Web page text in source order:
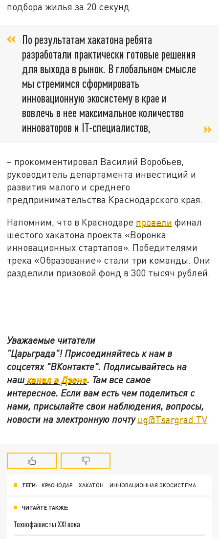
подбора жилья за 20 секунд.
По результатам хакатона ребята
разработали практически готовые решения
для выхода в рынок. В глобальном смысле
мы стремимся сформировать
инновационную экосистему в крае и
вовлечь в нее максимальное количество
инноваторов и IT-специалистов,
– прокомментировал Василий Воробьев,
руководитель департамента инвестиций и
развития малого и среднего
предпринимательства Краснодарского края.
Напомним, что в Краснодаре провели финал
шестого хакатона проекта «Воронка
инновационных стартапов». Победителями
трека «Образование» стали три команды. Они
разделили призовой фонд в 300 тысяч рублей.
Уважаемые читатели
"Царьграда"! Присоединяйтесь к нам в
соцсетях "ВКонтакте". Подписывайтесь на
нашканал в Дзене. Там все самое
интересное. Если вам есть чем поделиться с
нами, присылайте свои наблюдения, вопросы,
новости на электронную почтуug@Tsargrad.TV
ТЕГИ: КРАСНОДАР ХАКАТОН ИННОВАЦИОННАЯ ЭКОСИСТЕМА
ЧИТАЙТЕ ТАКЖЕ:
Технофашисты XXI века